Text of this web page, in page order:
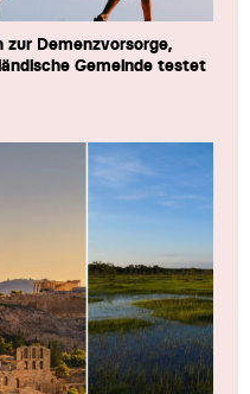
Demenzvorsorge,
Gemeinde testet